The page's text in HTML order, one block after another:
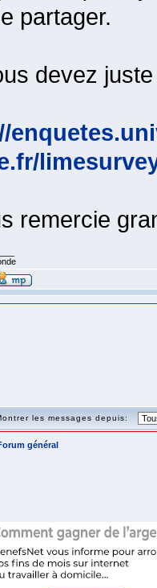
partager.
devez
remercie
les messages depuis:
général